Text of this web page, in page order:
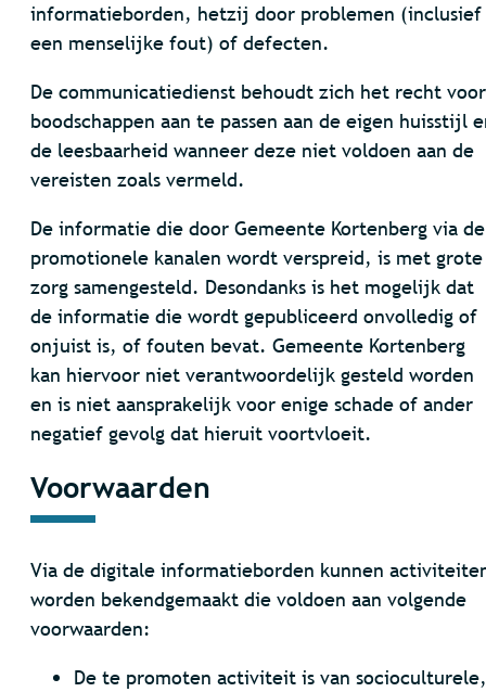
informatieborden, hetzij door problemen (inclusief
een menselijke fout) of defecten.
De communicatiedienst behoudt zich het recht voor
boodschappen aan te passen aan de eigen huisstijl
de leesbaarheid wanneer deze niet voldoen aan de
vereisten zoals vermeld.
De informatie die door Gemeente Kortenberg via de
promotionele kanalen wordt verspreid, is met grote
zorg samengesteld. Desondanks is het mogelijk dat
de informatie die wordt gepubliceerd onvolledig of
onjuist is, of fouten bevat. Gemeente Kortenberg
kan hiervoor niet verantwoordelijk gesteld worden
en is niet aansprakelijk voor enige schade of ander
negatief gevolg dat hieruit voortvloeit.
Voorwaarden
Via de digitale informatieborden kunnen
worden bekendgemaakt die voldoen aan volgende
voorwaarden:
De te promoten activiteit is van socioculturele,